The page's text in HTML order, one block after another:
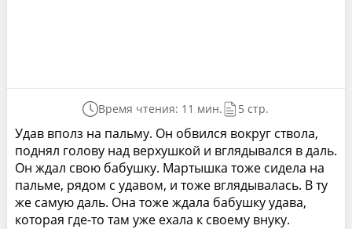
Время чтения: 11 мин. 5 стр.
Удав вполз на пальму. Он обвился вокруг ствола,
поднял голову над верхушкой и вглядывался в даль.
Он ждал свою бабушку. Мартышка тоже сидела на
пальме, рядом с удавом, и тоже вглядывалась. В ту
же самую даль. Она тоже ждала бабушку удава,
которая где-то там уже ехала к своему внуку.